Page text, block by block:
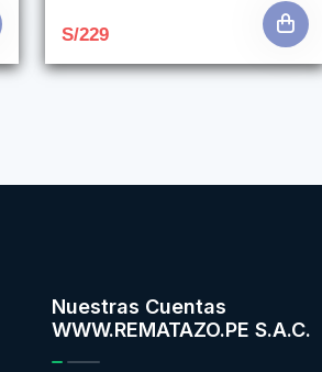
S/229
Nuestras Cuentas
WWW.REMATAZO.PE S.A.C.